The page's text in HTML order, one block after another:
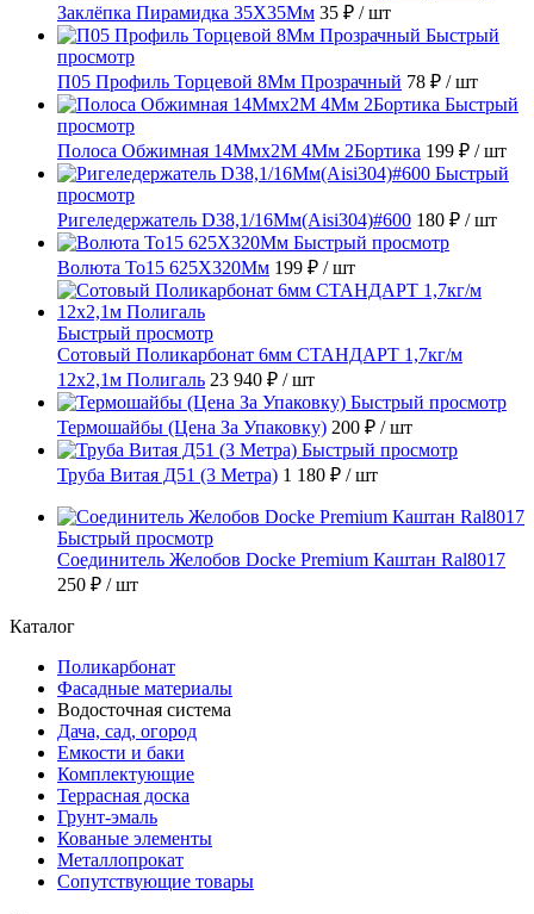
Заклёпка Пирамидка 35X35Мм 35 ₽ / шт
Быстрый
просмотр
П05 Профиль Торцевой 8Мм Прозрачный 78 ₽ / шт
Быстрый
просмотр
Полоса Обжимная 14Ммх2М 4Мм 2Бортика 199 ₽ / шт
Быстрый
просмотр
Ригеледержатель D38,1/16Мм(Aisi304)#600 180 ₽ / шт
Быстрый просмотр
Волюта То15 625X320Мм 199 ₽ / шт
Быстрый просмотр
Сотовый Поликарбонат 6мм СТАНДАРТ 1,7кг/м
12х2,1м Полигаль 23 940 ₽ / шт
Быстрый просмотр
Термошайбы (Цена За Упаковку) 200 ₽ / шт
Быстрый просмотр
Труба Витая Д51 (3 Метра) 1 180 ₽ / шт
Быстрый просмотр
Соединитель Желобов Docke Premium Каштан Ral8017
250 ₽ / шт
Каталог
Поликарбонат
Фасадные материалы
Водосточная система
Дача, сад, огород
Емкости и баки
Комплектующие
Террасная доска
Грунт-эмаль
Кованые элементы
Металлопрокат
Сопутствующие товары